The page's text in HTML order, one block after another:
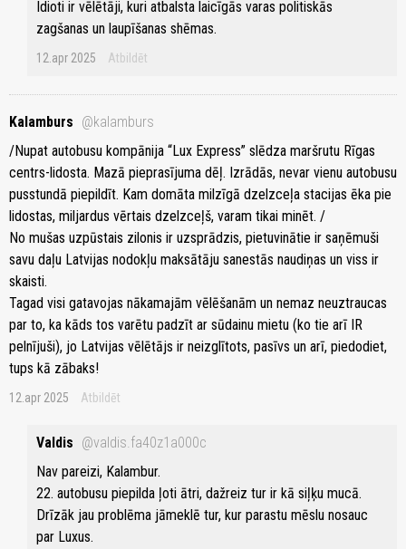
Idioti ir vēlētāji, kuri atbalsta laicīgās varas politiskās
zagšanas un laupīšanas shēmas.
12.apr 2025 Atbildēt
Kalamburs @kalamburs
/Nupat autobusu kompānija “Lux Express” slēdza maršrutu Rīgas
centrs-lidosta. Mazā pieprasījuma dēļ. Izrādās, nevar vienu autobusu
pusstundā piepildīt. Kam domāta milzīgā dzelzceļa stacijas ēka pie
lidostas, miljardus vērtais dzelzceļš, varam tikai minēt. /
No mušas uzpūstais zilonis ir uzsprādzis, pietuvinātie ir saņēmuši
savu daļu Latvijas nodokļu maksātāju sanestās naudiņas un viss ir
skaisti.
Tagad visi gatavojas nākamajām vēlēšanām un nemaz neuztraucas
par to, ka kāds tos varētu padzīt ar sūdainu mietu (ko tie arī IR
pelnījuši), jo Latvijas vēlētājs ir neizglītots, pasīvs un arī, piedodiet,
tups kā zābaks!
12.apr 2025 Atbildēt
Valdis @valdis.fa40z1a000c
Nav pareizi, Kalambur.
22. autobusu piepilda ļoti ātri, dažreiz tur ir kā siļķu mucā.
Drīzāk jau problēma jāmeklē tur, kur parastu mēslu nosauc
par Luxus.